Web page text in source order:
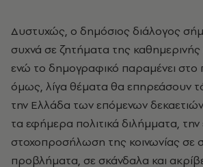
Δυστυχώς, ο δημόσιος διάλογος
συχνά σε ζητήματα της καθημερινής
ενώ το δημογραφικό παραμένει στο
όμως, λίγα θέματα θα επηρεάσουν
την Ελλάδα των επόμενων
τα εφήμερα πολιτικά διλήμματα,
στοχοπροσήλωση της κοινωνίας σε
προβλήματα, σε σκάνδαλα και